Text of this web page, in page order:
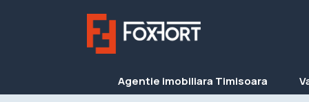
Agentie imobiliara Timisoara